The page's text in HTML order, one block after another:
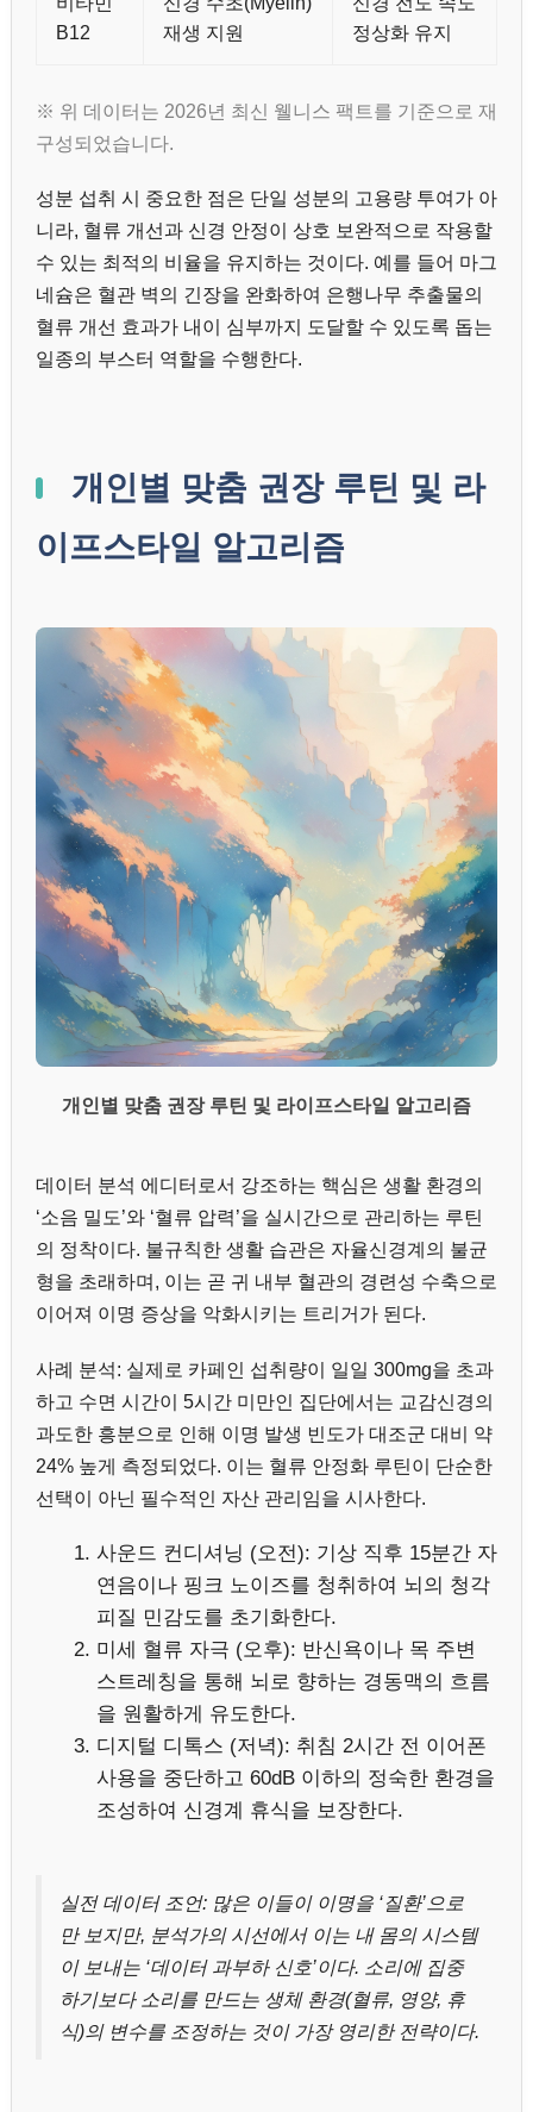
B12
재생 지원
정상화 유지
※ 위 데이터는 2026년 최신 웰니스 팩트를 기준으로 재
구성되었습니다.
성분 섭취 시 중요한 점은 단일 성분의 고용량 투여가 아
니라, 혈류 개선과 신경 안정이 상호 보완적으로 작용할
수 있는 최적의 비율을 유지하는 것이다. 예를 들어 마그
네슘은 혈관 벽의 긴장을 완화하여 은행나무 추출물의
혈류 개선 효과가 내이 심부까지 도달할 수 있도록 돕는
일종의 부스터 역할을 수행한다.
개인별 맞춤 권장 루틴 및 라
이프스타일 알고리즘
개인별 맞춤 권장 루틴 및 라이프스타일 알고리즘
데이터 분석 에디터로서 강조하는 핵심은 생활 환경의
‘소음 밀도’와 ‘혈류 압력’을 실시간으로 관리하는 루틴
의 정착이다. 불규칙한 생활 습관은 자율신경계의 불균
형을 초래하며, 이는 곧 귀 내부 혈관의 경련성 수축으로
이어져 이명 증상을 악화시키는 트리거가 된다.
사례 분석: 실제로 카페인 섭취량이 일일 300mg을 초과
하고 수면 시간이 5시간 미만인 집단에서는 교감신경의
과도한 흥분으로 인해 이명 발생 빈도가 대조군 대비 약
24% 높게 측정되었다. 이는 혈류 안정화 루틴이 단순한
선택이 아닌 필수적인 자산 관리임을 시사한다.
사운드 컨디셔닝 (오전): 기상 직후 15분간 자
연음이나 핑크 노이즈를 청취하여 뇌의 청각
피질 민감도를 초기화한다.
미세 혈류 자극 (오후): 반신욕이나 목 주변
스트레칭을 통해 뇌로 향하는 경동맥의 흐름
을 원활하게 유도한다.
디지털 디톡스 (저녁): 취침 2시간 전 이어폰
사용을 중단하고 60dB 이하의 정숙한 환경을
조성하여 신경계 휴식을 보장한다.
실전 데이터 조언: 많은 이들이 이명을 ‘질환’으로
만 보지만, 분석가의 시선에서 이는 내 몸의 시스템
이 보내는 ‘데이터 과부하 신호’이다. 소리에 집중
하기보다 소리를 만드는 생체 환경(혈류, 영양, 휴
식)의 변수를 조정하는 것이 가장 영리한 전략이다.